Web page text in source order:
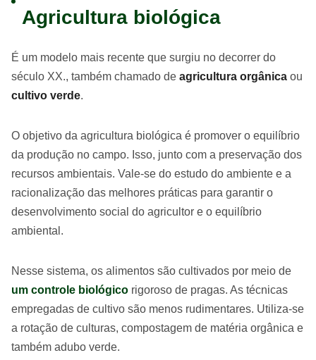
Agricultura biológica
É um modelo mais recente que surgiu no decorrer do
século XX., também chamado de agricultura orgânica ou
cultivo verde.
O objetivo da agricultura biológica é promover o equilíbrio
da produção no campo. Isso, junto com a preservação dos
recursos ambientais. Vale-se do estudo do ambiente e a
racionalização das melhores práticas para garantir o
desenvolvimento social do agricultor e o equilíbrio
ambiental.
Nesse sistema, os alimentos são cultivados por meio de
um controle biológico rigoroso de pragas. As técnicas
empregadas de cultivo são menos rudimentares. Utiliza-se
a rotação de culturas, compostagem de matéria orgânica e
também adubo verde.